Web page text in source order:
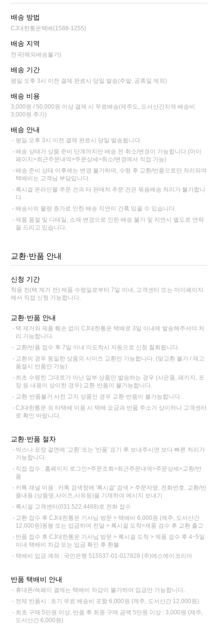
배송 방법
CJ대한통운택배(1588-1255)
배송 지역
전국(해외배송불가)
배송 기간
평일 오후 3시 이전 결제 완료시 당일 발송(주말, 공휴일 제외)
배송 비용
3,000원 / 50,000원 이상 결제 시 무료배송(제주도, 도서산간지역 배송비
3,000원 추가)
배송 안내
평일 오후 3시 이전 결제 완료시 당일 발송됩니다.
배송 상태가 상품 준비 단계까지만 배송 전 취소/변경이 가능합니다.(마이
페이지>최근주문내역>주문상세>취소/변경에서 직접 가능)
배송 준비 상태 이후에는 변경 불가하며, 수령 후 교환/반품으로만 처리되며
택배비는 고객님 부담입니다.
록시걸 온라인몰 주문 건과 타 판매처 주문 건은 묶음배송 처리가 불가합니
다.
배송사의 물량 증가로 인한 배송 지연이 간혹 있을 수 있습니다.
제품 품절 및 디테일, 소재 변경으로 인한 배송 불가 및 지연시 별도로 연락
을 드리고 있습니다.
교환·반품 안내
신청 기간
착용 전(택 제거 전) 제품 수령일로부터 7일 이내, 고객센터 또는 마이페이지
에서 직접 신청 가능합니다.
교환·반품 안내
택 제거와 제품 훼손 없이 CJ대한통운 택배로 3일 이내에 발송해주셔야 처
리 가능합니다.
교환/반품 접수 후 7일 이내 미도착시 자동으로 신청 철회됩니다.
교환의 경우 동일한 상품의 사이즈 교환만 가능합니다. (맞교환 불가 / 재고
품절시 반품만 가능)
최초 수령한 그대로가 아닌 일부 상품만 발송하는 경우 (사은품, 패키지, 포
장 등 내용이 상이한 경우) 교환·반품이 불가능합니다.
교환·반품불가 사전 고지 상품인 경우 교환·반품이 불가능합니다.
CJ대한통운 외 타택배 이용 시 택배 요금과 반품 주소가 상이하니 고객센터
로 확인 바랍니다.
교환·반품 절차
박스나 포장 겉면에 '교환' 또는 '반품' 표기 후 보내주시면 보다 빠른 처리가
가능합니다.
직접 접수 : 홈페이지 로그인>주문조회>최근주문내역>주문상세>교환/반
품
카톡 채널 이용 : 카톡 검색창에 '록시걸' 검색 > 주문자명, 전화번호, 교환/반
품내용 (상품명,사이즈,사유등)을 기재하여 메시지 보내기
록시걸 고객센터(031.522.4488)로 전화 접수
교환 접수 후 CJ대한통운 기사님 방문 > 택배비 6,000원 (제주, 도서산간
12,000원)동봉 또는 입금하여 전달 > 록시걸 도착>제품 검수 후 교환 출고
반품 접수 후 CJ대한통운 기사님 방문 > 록시걸 도착 > 제품 검수 후 4~5일
이내 택배비 차감 또는 입금 확인 후 환불
택배비 입금 계좌 : 국민은행 515537-01-017828 (주)에스에이코리아
반품 택배비 안내
휴대폰/쓱페이 결제는 택배비 차감이 불가하여 입금만 가능합니다.
전체 반품시 : 초기 무료 배송비 포함 6,000원 (제주, 도서산간 12,000원)
최초 구매 5만원 이상, 반품 후 최종 구매 금액 5만원 이상 : 3,000원 (제주,
도서산간 6,000원)